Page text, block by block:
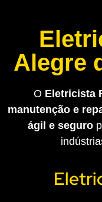
Alegre
O Eletricista
manutenção e
ágil e seguro